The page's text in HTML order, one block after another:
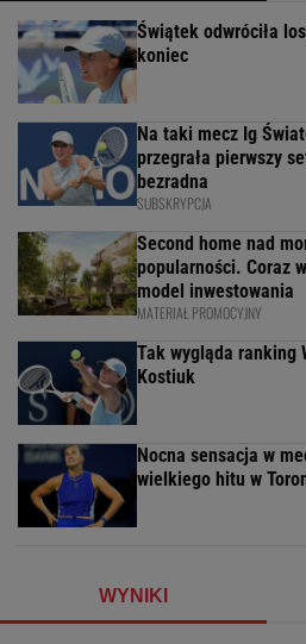
Świątek odwróciła
koniec
Na taki mecz Ig
przegrała pierwszy
bezradna
SUBSKRYPCJA
Second home nad
popularności. Coraz
model inwestowania
MATERIAŁ PROMOCYJNY
Tak wygląda ranking
Kostiuk
Nocna sensacja w
wielkiego hitu w
WYNIKI